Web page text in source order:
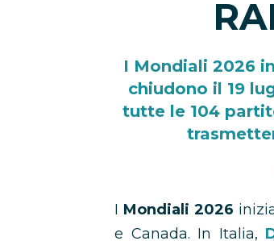
I Mondiali 2026
chiudono il 19
tutte le 104
I Mondiali 2026
e Canada. In Italia,